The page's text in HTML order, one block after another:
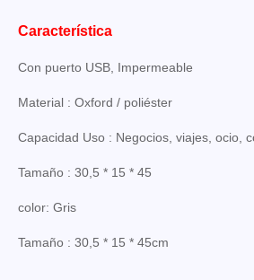
Característica
Con puerto USB, Impermeable
Material : Oxford / poliéster
Capacidad Uso : Negocios, viajes, ocio,
Tamaño : 30,5 * 15 * 45
color: Gris
Tamaño : 30,5 * 15 * 45cm